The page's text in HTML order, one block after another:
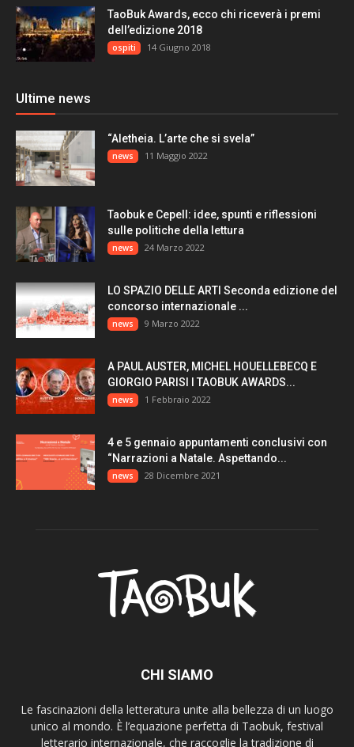
TaoBuk Awards, ecco chi riceverà i premi
dell’edizione 2018
ospiti 14 Giugno 2018
Ultime news
“Aletheia. L’arte che si svela”
news 11 Maggio 2022
Taobuk e Cepell: idee, spunti e riflessioni
sulle politiche della lettura
news 24 Marzo 2022
LO SPAZIO DELLE ARTI Seconda edizione del
concorso internazionale ...
news 9 Marzo 2022
A PAUL AUSTER, MICHEL HOUELLEBECQ E
GIORGIO PARISI I TAOBUK AWARDS...
news 1 Febbraio 2022
4 e 5 gennaio appuntamenti conclusivi con
“Narrazioni a Natale. Aspettando...
news 28 Dicembre 2021
CHI SIAMO
Le fascinazioni della letteratura unite alla bellezza di un luogo
unico al mondo. È l’equazione perfetta di Taobuk, festival
letterario internazionale, che raccoglie la tradizione di